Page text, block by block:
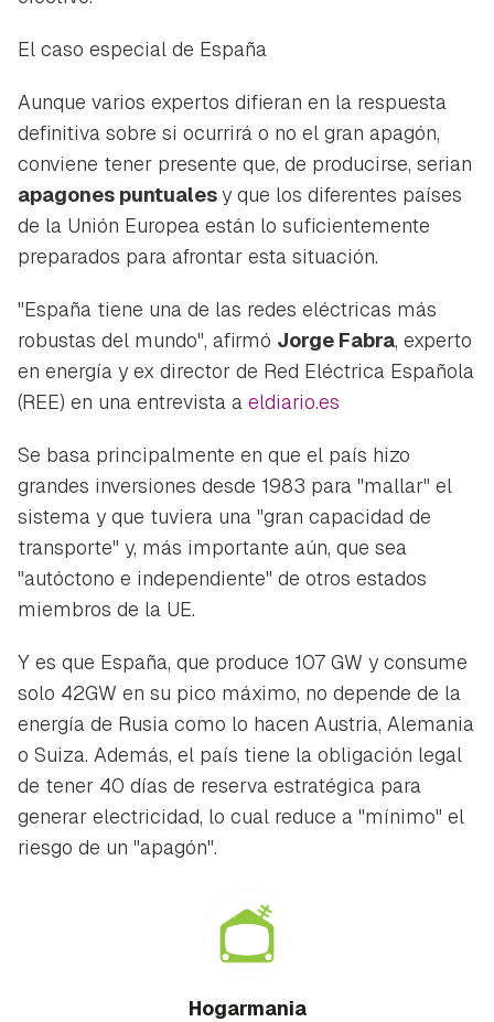
El caso especial de España
Aunque varios expertos difieran en la respuesta
definitiva sobre si ocurrirá o no el gran apagón,
conviene tener presente que, de producirse, serian
apagones puntualesy que los diferentes países
de la Unión Europea están lo suficientemente
preparados para afrontar esta situación.
"España tiene una de las redes eléctricas más
robustas del mundo", afirmó Jorge Fabra, experto
en energía y ex director de Red Eléctrica Española
(REE) en una entrevista a eldiario.es
Se basa principalmente en que el país hizo
grandes inversiones desde 1983 para "mallar" el
sistema y que tuviera una "gran capacidad de
transporte" y, más importante aún, que sea
"autóctono e independiente" de otros estados
miembros de la UE.
Y es que España, que produce 107 GW y consume
solo 42GW en su pico máximo, no depende de la
energía de Rusia como lo hacen Austria, Alemania
o Suiza. Además, el país tiene la obligación legal
de tener 40 días de reserva estratégica para
generar electricidad, lo cual reduce a "mínimo" el
riesgo de un "apagón".
Hogarmania